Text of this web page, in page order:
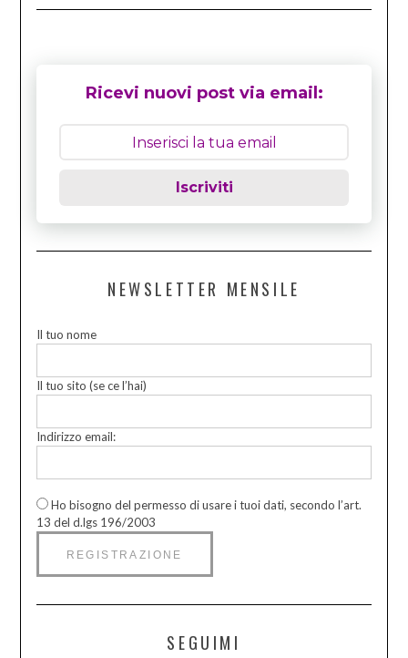
Ricevi nuovi post via email:
Iscriviti
NEWSLETTER MENSILE
Il tuo nome
Il tuo sito (se ce l’hai)
Indirizzo email:
Ho bisogno del permesso di usare i tuoi dati, secondo l’art.
13 del d.lgs 196/2003
SEGUIMI